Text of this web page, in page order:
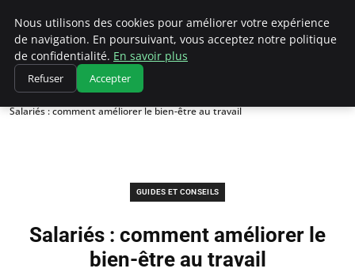
Chasseur De Tête
Accueil
Guides et Conseils
Salariés : comment améliorer le bien-être au travail
GUIDES ET CONSEILS
Salariés : comment améliorer le
bien-être au travail
Nous utilisons des cookies pour améliorer votre expérience
de navigation. En poursuivant, vous acceptez notre politique
de confidentialité. En savoir plus
Refuser Accepter